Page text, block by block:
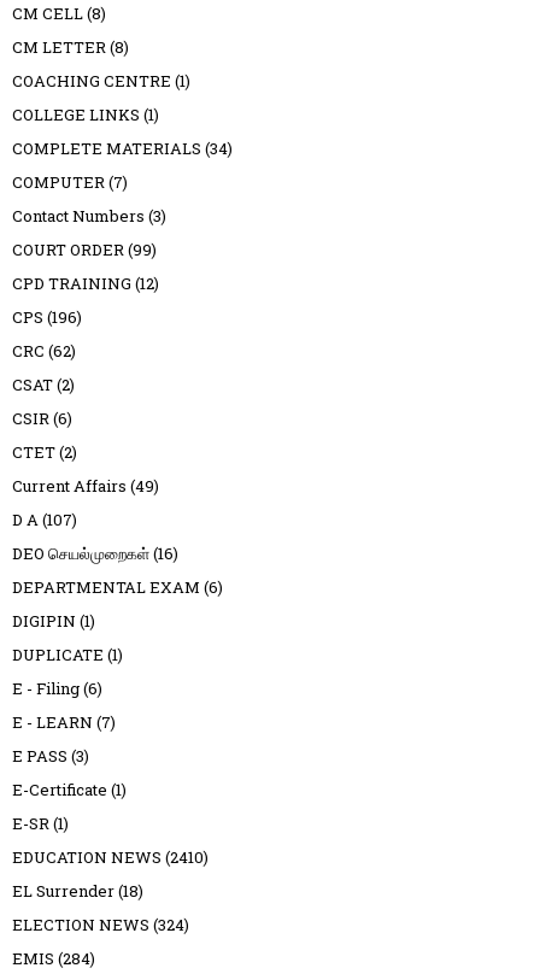
CM CELL(8)
CM LETTER(8)
COACHING CENTRE (1)
COLLEGE LINKS (1)
COMPLETE MATERIALS (34)
COMPUTER(7)
Contact Numbers (3)
COURT ORDER(99)
CPD TRAINING (12)
CPS (196)
CRC (62)
CSAT(2)
CSIR(6)
CTET(2)
Current Affairs (49)
D A(107)
DEO செயல்முறைகள்(16)
DEPARTMENTAL EXAM (6)
DIGIPIN (1)
DUPLICATE (1)
E - Filing(6)
E - LEARN (7)
E PASS (3)
E-Certificate (1)
E-SR(1)
EDUCATION NEWS (2410)
EL Surrender(18)
ELECTION NEWS (324)
EMIS (284)